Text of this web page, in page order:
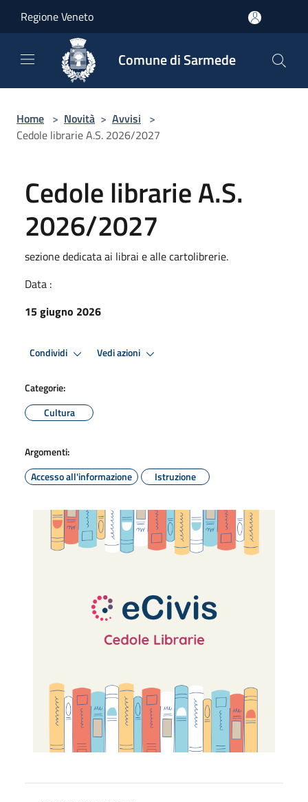
Regione Veneto
Comune di Sarmede
Home > Novità > Avvisi >
Cedole librarie A.S. 2026/2027
Cedole librarie A.S.
2026/2027
sezione dedicata ai librai e alle cartolibrerie.
Data :
15 giugno 2026
Condividi Vedi azioni
Categorie:
Cultura
Argomenti:
Accesso all'informazione
Istruzione